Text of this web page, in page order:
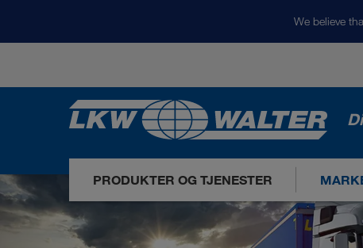
We believe
PRODUKTER OG TJENESTER